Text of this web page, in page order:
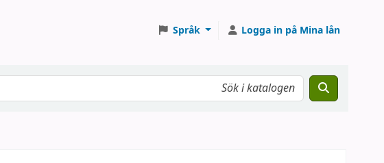
Språk Logga in på Mina lån